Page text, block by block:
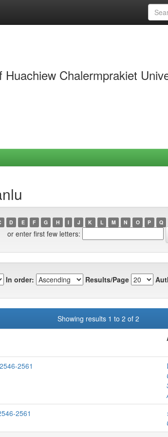
Chalermprakiet
D E F G H I J K L M N O P Q
or enter first few letters:
In order: Results/Page
Showing results 1 to 2 of 2
2561
2561